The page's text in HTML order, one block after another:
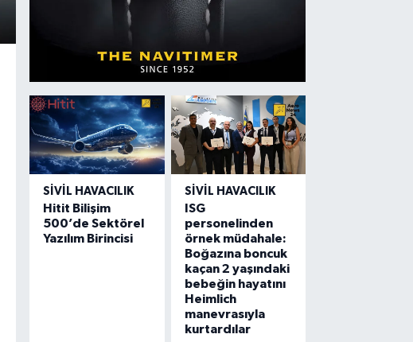
SIVIL HAVACILIK
Hitit Bilişim
500’de Sektörel
Yazılım Birincisi
SIVIL HAVACILIK
ISG
personelinden
örnek müdahale:
Boğazına boncuk
kaçan 2 yaşındaki
bebeğin hayatını
Heimlich
manevrasıyla
kurtardılar